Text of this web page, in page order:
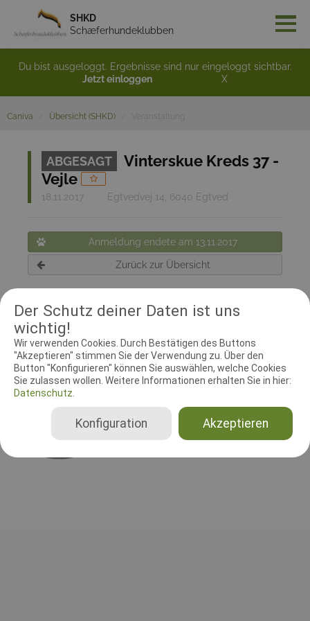
Der Schutz deiner Daten ist uns
wichtig!
Wir verwenden Cookies. Durch Bestätigen des Buttons
"Akzeptieren" stimmen Sie der Verwendung zu. Über den
Button "Konfigurieren" können Sie auswählen, welche Cookies
Sie zulassen wollen. Weitere Informationen erhalten Sie in hier:
Datenschutz.
Akzeptieren
Konfiguration
SHKD
Schæferhundeklubben
Du bist ausgeloggt. Ergebnisse sind nur eingeloggt sichtbar.
Jetzt einloggen
X
Caniva Übersicht (SHKD)
ABGESAGT
Vinterskue Kreds 37 -
Vejle
18.11.2017 Egtvedvej 14, 6040 Egtved
Anmeldung endete am 13.11.2017
Zurück zur Übersicht
Teilnehmerinformation:
Start kl. 09.00
RICHTER UND HELFER
Friedrich Gerstenberg
Deutschland